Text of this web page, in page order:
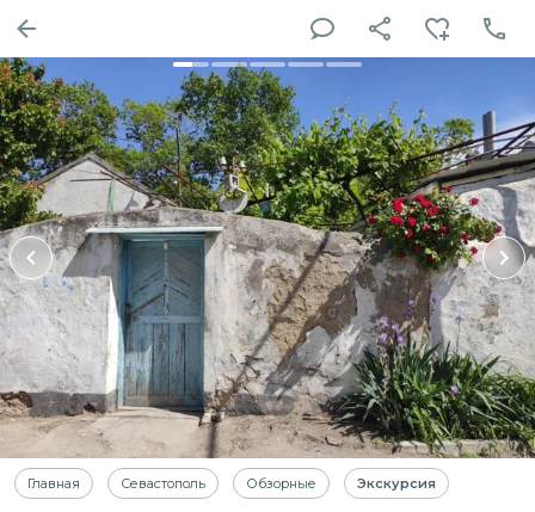
Главная Севастополь Обзорные Экскурсия